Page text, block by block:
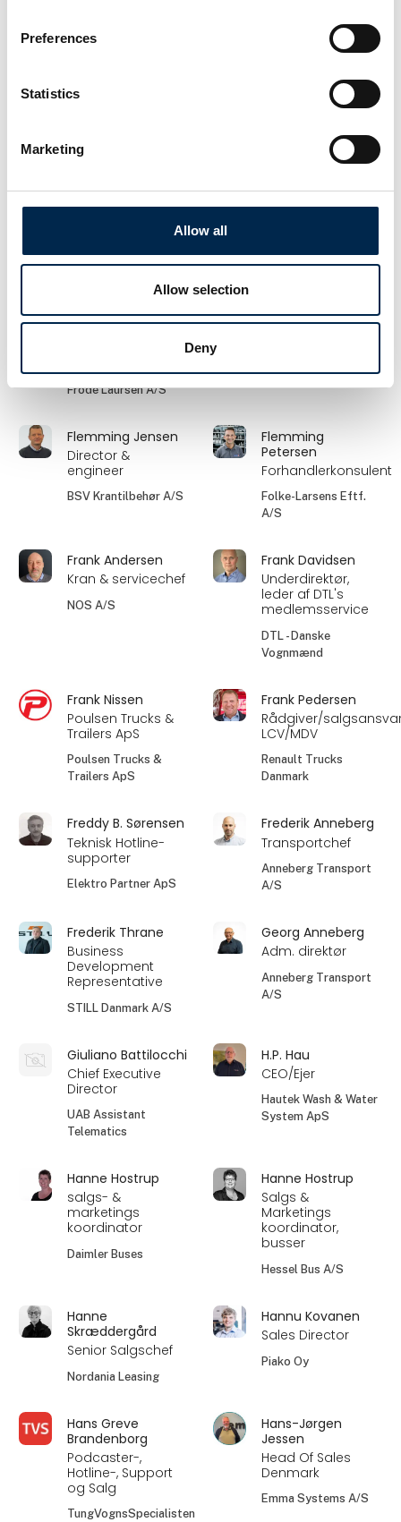
Preferences
Statistics
Marketing
Allow all
Allow selection
Deny
Officer
TLFT • TLFT Product
Zepro Danmark A/S
Krifa
Kel-Berg Parts
Fabian Grün
authorised officer
tankpool24 GmbH
Feline Bergan
Flemming Greve
Sunne
Vognmandschef –
Frode Laursen A/S
Flemming
Haugaard
Hydroscand A/S
Flemming Jensen
Director &
engineer
BSV Krantilbehør A/S
Flemming
Petersen
Forhandlerkonsulent
Folke-Larsens Eftf.
A/S
Frank Andersen
Kran & servicechef
NOS A/S
Frank Davidsen
Underdirektør,
leder af DTL's
medlemsservice
DTL - Danske
Vognmænd
Frank Nissen
Poulsen Trucks &
Trailers ApS
Poulsen Trucks &
Trailers ApS
Frank Pedersen
Rådgiver/
LCV/MDV
Renault Trucks
Danmark
Freddy B. Sørensen
Teknisk Hotline-
supporter
Elektro Partner ApS
Frederik Anneberg
Transportchef
Anneberg Transport
A/S
Frederik Thrane
Business
Development
Representative
STILL Danmark A/S
Georg Anneberg
Adm. direktør
Anneberg Transport
A/S
Giuliano Battilocchi
Chief Executive
Director
UAB Assistant
Telematics
H.P. Hau
CEO/Ejer
Hautek Wash & Water
System ApS
Hanne Hostrup
salgs- &
marketings
koordinator
Daimler Buses
Hanne Hostrup
Salgs &
Marketings
koordinator,
busser
Hessel Bus A/S
Hanne
Skræddergård
Senior Salgschef
Nordania Leasing
Hannu Kovanen
Sales Director
Piako Oy
Hans Greve
Brandenborg
Podcaster-,
Hotline-, Support
og Salg
TungVognsSpecialisten
Hans-Jørgen
Jessen
Head Of Sales
Denmark
Emma Systems A/S